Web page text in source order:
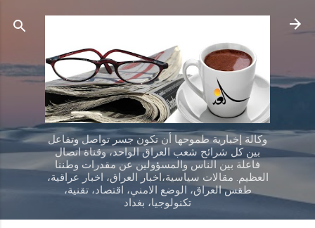
التخطي إلى المحتوى الرئيسي
وكالة إخبارية طموحها أن تكون جسر تواصل وتفاعل
بين كل شرائح شعب العراق الواحد، وقناة اتصال
فاعلة بين الناس والمسؤولين عن مقدرات وطننا
العظيم. مقالات سياسية،اخبار العراق، اخبار عراقية،
طقس العراق، الوضع الامني، اقتصاد، تقنية،
تكنولوجيا، بغداد